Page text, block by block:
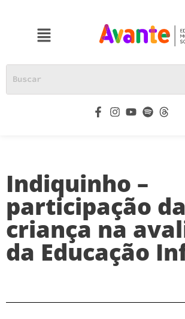
Indiquinho –
participação da
criança na
da Educação